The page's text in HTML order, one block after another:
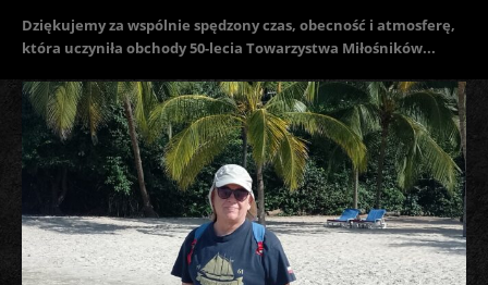
Dziękujemy za wspólnie spędzony czas, obecność i atmosferę,
która uczyniła obchody 50-lecia Towarzystwa Miłośników...